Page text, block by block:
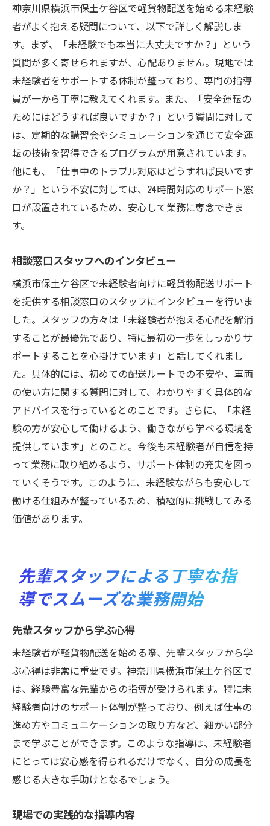
神奈川県横浜市保土ケ谷区で軽貨物配送を始める未経験
者がよく抱える疑問について、以下で詳しく解説しま
す。まず、「未経験でも本当に大丈夫ですか？」という
質問が多く寄せられますが、心配ありません。現地では
未経験者をサポートする体制が整っており、専門の指導
員が一から丁寧に教えてくれます。また、「安全運転の
ためにはどうすれば良いですか？」という質問に対して
は、定期的な講習会やシミュレーションを通じて安全運
転の技術を習得できるプログラムが用意されています。
他にも、「仕事中のトラブル対応はどうすれば良いです
か？」という不安に対しては、24時間対応のサポート窓
口が設置されているため、安心して業務に専念できま
す。
相談窓口スタッフへのインタビュー
横浜市保土ケ谷区で未経験者向けに軽貨物配送サポート
を提供する相談窓口のスタッフにインタビューを行いま
した。スタッフの方々は「未経験者が抱える心配を解消
することが最優先であり、特に最初の一歩をしっかりサ
ポートすることを心掛けています」と話してくれまし
た。具体的には、初めての配送ルートでの不安や、車両
の使い方に関する質問に対して、わかりやすく具体的な
アドバイスを行っているとのことです。さらに、「未経
験の方が安心して働けるよう、働きながら学べる環境を
提供しています」とのこと。今後も未経験者が自信を持
って業務に取り組めるよう、サポート体制の充実を図っ
ていくそうです。このように、未経験ながらも安心して
働ける仕組みが整っているため、積極的に挑戦してみる
価値があります。
先輩スタッフによる丁寧な指
導でスムーズな業務開始
先輩スタッフから学ぶ心得
未経験者が軽貨物配送を始める際、先輩スタッフから学
ぶ心得は非常に重要です。神奈川県横浜市保土ケ谷区で
は、経験豊富な先輩からの指導が受けられます。特に未
経験者向けのサポート体制が整っており、例えば仕事の
進め方やコミュニケーションの取り方など、細かい部分
まで学ぶことができます。このような指導は、未経験者
にとっては安心感を得られるだけでなく、自分の成長を
感じる大きな手助けとなるでしょう。
現場での実践的な指導内容